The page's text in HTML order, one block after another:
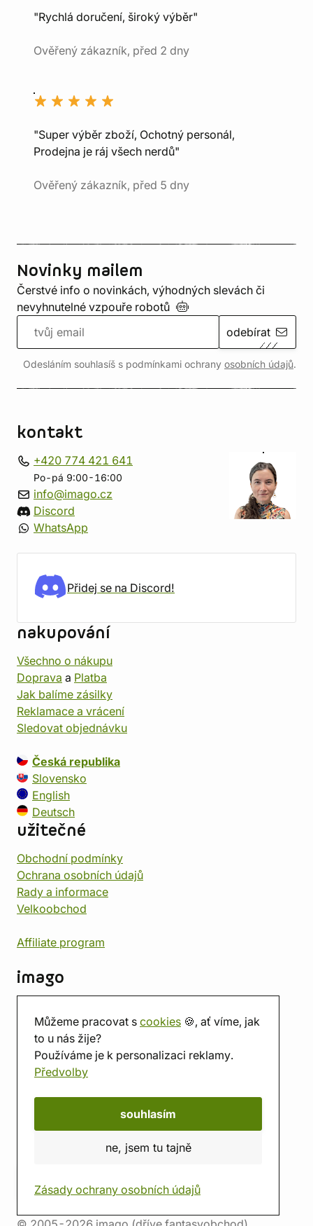
Můžeme pracovat s cookies 🍪, ať víme, jak
to u nás žije?
Používáme je k personalizaci reklamy.
Předvolby
souhlasím
ne, jsem tu tajně
Zásady ochrany osobních údajů
"Rychlá doručení, široký výběr"
Ověřený zákazník, před 2 dny
"Super výběr zboží, Ochotný personál,
Prodejna je ráj všech nerdů"
Ověřený zákazník, před 5 dny
Novinky mailem
Čerstvé info o novinkách, výhodných slevách či
nevyhnutelné vzpouře robotů
odebírat
Odesláním souhlasíš s podmínkami ochrany osobních údajů.
kontakt
+420 774 421 641
Po-pá 9:00-16:00
info@imago.cz
Discord
WhatsApp
Přidej se na Discord!
nakupování
Všechno o nákupu
Doprava a Platba
Jak balíme zásilky
Reklamace a vrácení
Sledovat objednávku
Česká republika
Slovensko
English
Deutsch
užitečné
Obchodní podmínky
Ochrana osobních údajů
Rady a informace
Velkoobchod
Affiliate program
imago
Prodejna
Herna
O nás
Hodnocení obchodu